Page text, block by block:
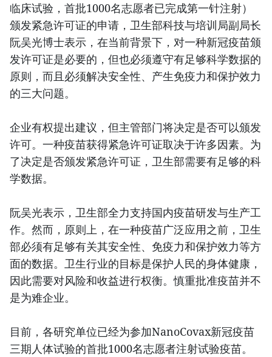
临床试验，首批1000名志愿者已完成第一针注射）
颁发紧急许可证的申请，卫生部科技与培训局副局长
阮吴光博士表示，在当前背景下，对一种新冠疫苗颁
发许可证是必要的，但也必须遵守有足够科学数据的
原则，而且必须解决安全性、产生免疫力和保护效力
的三大问题。
企业有权提出建议，但主管部门将决定是否可以颁发
许可。一种疫苗获得紧急许可证取决于许多因素。为
了决定是否颁发紧急许可证，卫生部需要有足够的科
学数据。
阮吴光表示，卫生部全力支持国内疫苗研发与生产工
作。然而，原则上，在一种疫苗广泛应用之前，卫生
部必须有足够有关其安全性、免疫力和保护效力等方
面的数据。卫生行业的目标是保护人民的身体健康，
因此需要对风险和收益进行权衡。慎重批准疫苗并不
是为难企业。
目前，各研究单位已经为参加NanoCovax新冠疫苗
三期人体试验的首批1000名志愿者注射试验疫苗。